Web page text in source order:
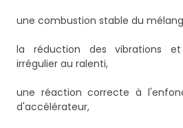
une combustion stable du
la réduction des vibrations
irrégulier au ralenti,
une réaction correcte à
d'accélérateur,